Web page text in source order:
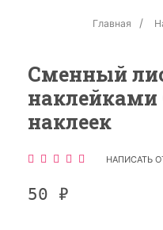
Главная
Сменный
наклейками
наклеек
НАПИСАТЬ
50 ₽